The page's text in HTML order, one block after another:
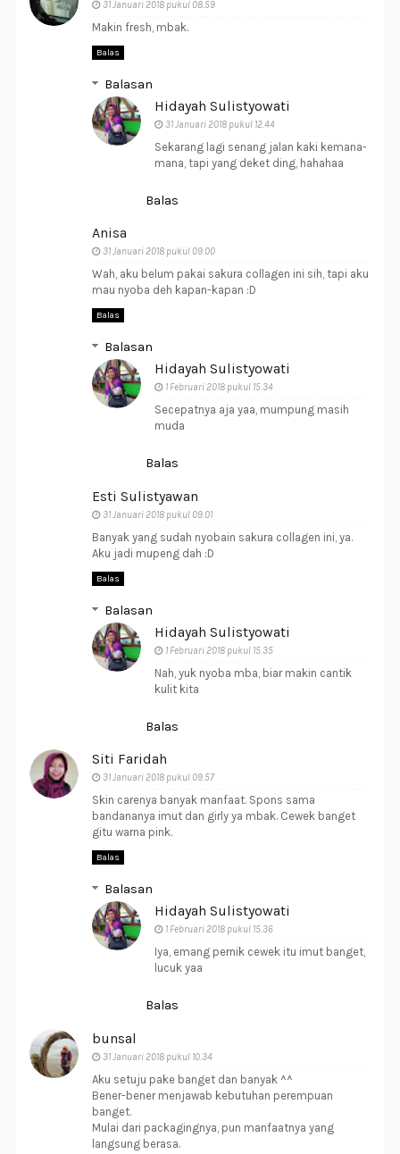
31 Januari 2018 pukul 08.59
Makin fresh, mbak.
Balas
Balasan
Hidayah Sulistyowati
31 Januari 2018 pukul 12.44
Sekarang lagi senang jalan kaki kemana-
mana, tapi yang deket ding, hahahaa
Balas
Anisa
31 Januari 2018 pukul 09.00
Wah, aku belum pakai sakura collagen ini sih, tapi aku
mau nyoba deh kapan-kapan :D
Balas
Balasan
Hidayah Sulistyowati
1 Februari 2018 pukul 15.34
Secepatnya aja yaa, mumpung masih
muda
Balas
Esti Sulistyawan
31 Januari 2018 pukul 09.01
Banyak yang sudah nyobain sakura collagen ini, ya.
Aku jadi mupeng dah :D
Balas
Balasan
Hidayah Sulistyowati
1 Februari 2018 pukul 15.35
Nah, yuk nyoba mba, biar makin cantik
kulit kita
Balas
Siti Faridah
31 Januari 2018 pukul 09.57
Skin carenya banyak manfaat. Spons sama
bandananya imut dan girly ya mbak. Cewek banget
gitu warna pink.
Balas
Balasan
Hidayah Sulistyowati
1 Februari 2018 pukul 15.36
Iya, emang pernik cewek itu imut banget,
lucuk yaa
Balas
bunsal
31 Januari 2018 pukul 10.34
Aku setuju pake banget dan banyak ^^
Bener-bener menjawab kebutuhan perempuan
banget.
Mulai dari packagingnya, pun manfaatnya yang
langsung berasa.